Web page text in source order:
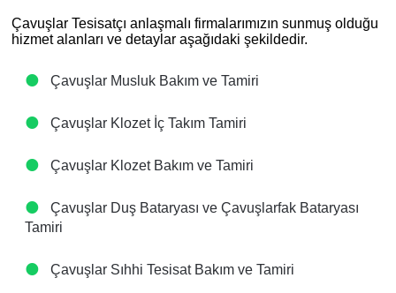
Çavuşlar Tesisatçı anlaşmalı firmalarımızın sunmuş olduğu
hizmet alanları ve detaylar aşağıdaki şekildedir.
Çavuşlar Musluk Bakım ve Tamiri
Çavuşlar Klozet İç Takım Tamiri
Çavuşlar Klozet Bakım ve Tamiri
Çavuşlar Duş Bataryası ve Çavuşlarfak Bataryası
Tamiri
Çavuşlar Sıhhi Tesisat Bakım ve Tamiri